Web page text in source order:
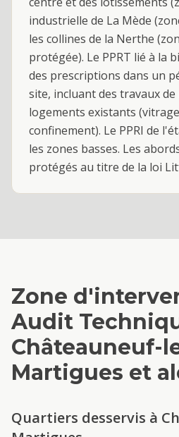
industrielle de La Mède
les collines de la Nerthe
protégée). Le PPRT lié à la
des prescriptions dans un
site, incluant des travaux
logements existants
confinement). Le PPRI de
les zones basses. Les
protégés au titre de la loi
Zone
Audit
Châteauneuf-
Martigues et
Quartiers desservis à